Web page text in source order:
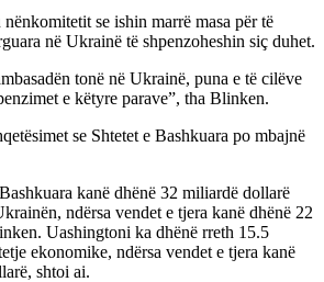
se ishin marrë masa për të
në Ukrainë të shpenzoheshin siç duhet.
tonë në Ukrainë, puna e të cilëve
e këtyre parave”, tha Blinken.
se Shtetet e Bashkuara po mbajnë
kanë dhënë 32 miliardë dollarë
ndërsa vendet e tjera kanë dhënë 22
Uashingtoni ka dhënë rreth 15.5
ekonomike, ndërsa vendet e tjera kanë
shtoi ai.